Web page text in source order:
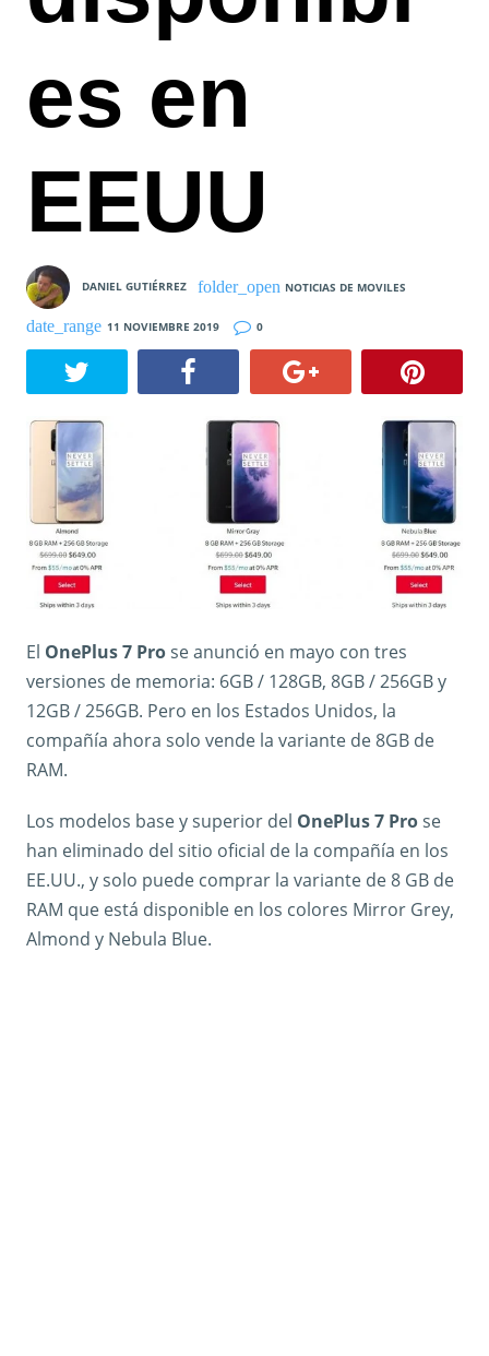
es en
EEUU
DANIEL GUTIÉRREZ NOTICIAS DE MOVILES
11 NOVIEMBRE 2019 0
El OnePlus 7 Prose anunció en mayo con tres
versiones de memoria: 6GB / 128GB, 8GB / 256GB y
12GB / 256GB. Pero en los Estados Unidos, la
compañía ahora solo vende la variante de 8GB de
RAM.
Los modelos base y superior del OnePlus 7 Prose
han eliminado del sitio oficial de la compañía en los
EE.UU., y solo puede comprar la variante de 8 GB de
RAM que está disponible en los colores Mirror Grey,
Almond y Nebula Blue.